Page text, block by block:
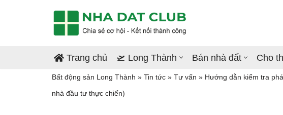
Trang chủ 🛫 Long Thành Bán nhà đất Cho
Bất động sản Long Thành » Tin tức » Tư vấn » Hướng dẫn kiểm tra
nhà đầu tư thực chiến)